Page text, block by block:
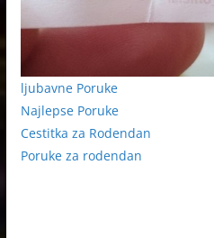
ljubavne Poruke
Najlepse Poruke
Cestitka za Rodendan
Poruke za rodendan